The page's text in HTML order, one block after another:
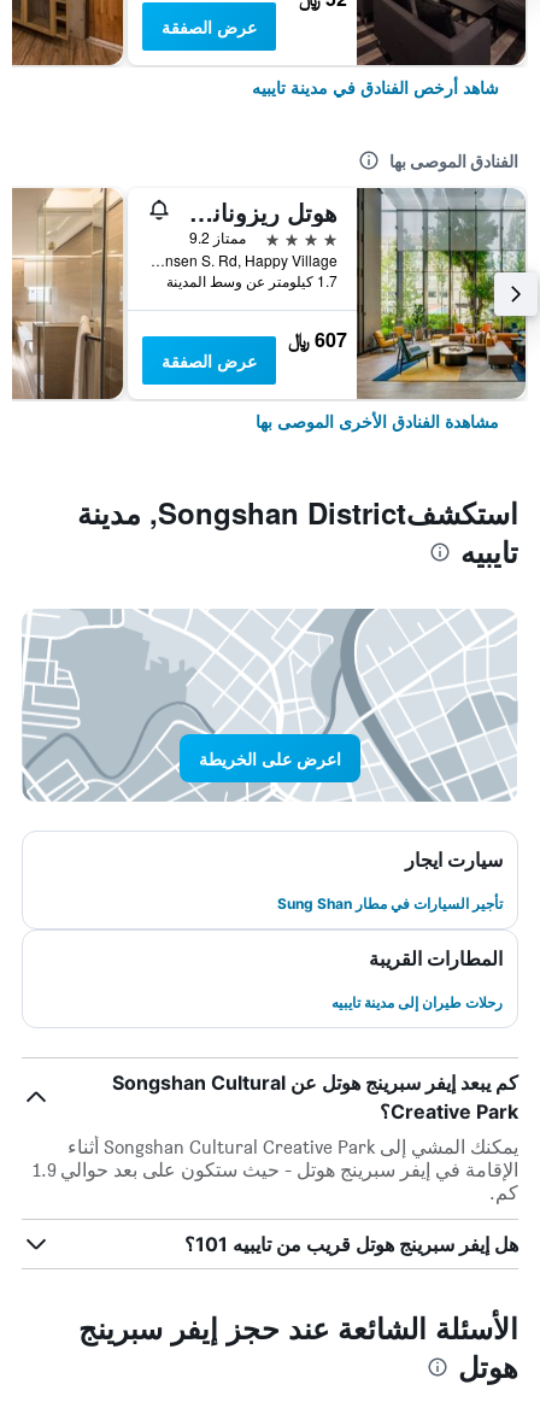
عرض الصفقة
شاهد أرخص الفنادق في مدينة تايبيه
الفنادق الموصى بها
هوتل ريزونانس تايبي، تابيستري كوليكشن باي هيلتون
4 نجوم
ممتاز 9.2
No. 7 Linsen S. Rd, Happy Village, مدينة تايبيه, تايوان
1.7 كيلومتر عن وسط المدينة
607 ﷼
عرض الصفقة
مشاهدة الفنادق الأخرى الموصى بها
استكشفSongshan District, مدينة
تايبيه
اعرض على الخريطة
سيارت ايجار
تأجير السيارات في مطار Sung Shan
المطارات القريبة
رحلات طيران إلى مدينة تايبيه
كم يبعد إيفر سبرينج هوتل عن Songshan Cultural
Creative Park؟
يمكنك المشي إلى Songshan Cultural Creative Park أثناء
الإقامة في إيفر سبرينج هوتل - حيث ستكون على بعد حوالي 1.9
كم.
هل إيفر سبرينج هوتل قريب من تايبيه 101؟
الأسئلة الشائعة عند حجز إيفر سبرينج
هوتل